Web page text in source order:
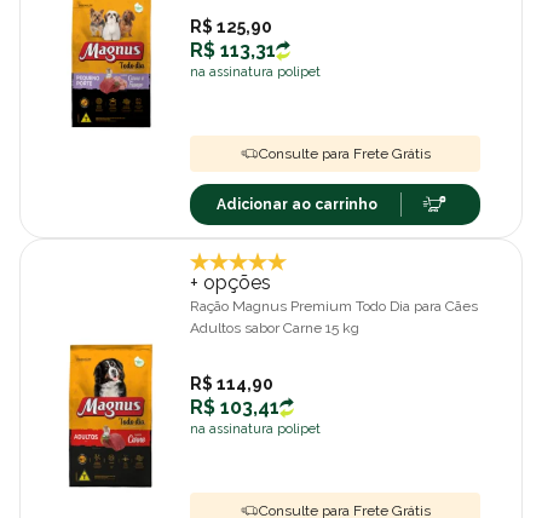
R$ 125,90
R$ 113,31
na assinatura polipet
Consulte para Frete Grátis
Adicionar ao carrinho
+ opções
Ração Magnus Premium Todo Dia para Cães
Adultos sabor Carne 15 kg
R$ 114,90
R$ 103,41
na assinatura polipet
Consulte para Frete Grátis